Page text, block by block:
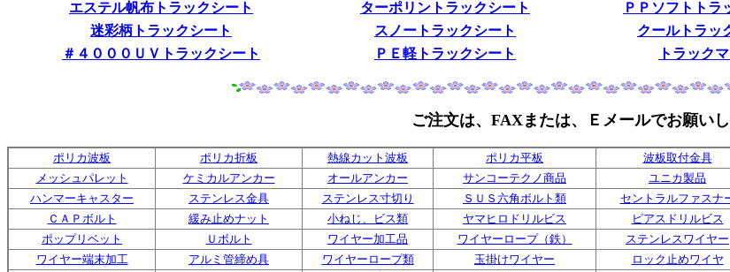
エステル帆布トラックシート ターポリントラックシート ＰＰソフトトラ
迷彩柄トラックシート
スノートラックシート クールトラッ
＃４０００ＵＶトラックシート
ＰＥ軽トラックシート トラック
ご注文は、FAXまたは、Ｅメールでお願いし
ポリカ波板 ポリカ折板 熱線カット波板 ポリカ平板 波板取付金具
メッシュパレット
ケミカルアンカー オールアンカー サンコーテクノ商品 ユニカ製品
ハンマーキャスター
ステンレス金具 ステンレス寸切り ＳＵＳ六角ボルト類 セントラルファスナ
ＣＡＰボルト
緩み止めナット 小ねじ、ビス類 ヤマヒロドリルビス ピアスドリルビス
ポップリベット
Ｕボルト ワイヤー加工品 ワイヤーロープ（鉄） ステンレスワイヤー
ワイヤー端末加工
アルミ管締め具 ワイヤーロープ類 玉掛けワイヤー ロック止めワイヤ